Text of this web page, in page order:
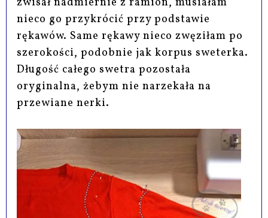
nieco go przykrócić przy podstawie
rękawów. Same rękawy nieco zwęziłam po
szerokości, podobnie jak korpus sweterka.
Długość całego swetra pozostała
oryginalna, żebym nie narzekała na
przewiane nerki.